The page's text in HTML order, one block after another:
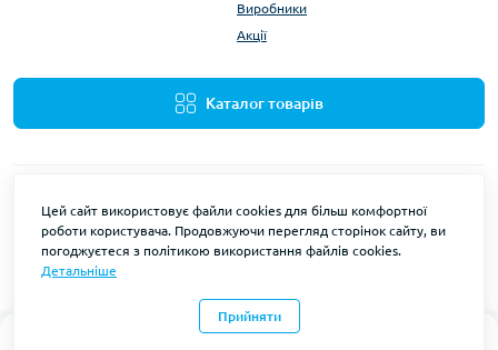
0
Виробники
Акції
Каталог товарів
Цей сайт використовує файли cookies для більш комфортної
роботи користувача. Продовжуючи перегляд сторінок сайту, ви
погоджуєтеся з політикою використання файлів cookies.
Детальніше
Прийняти